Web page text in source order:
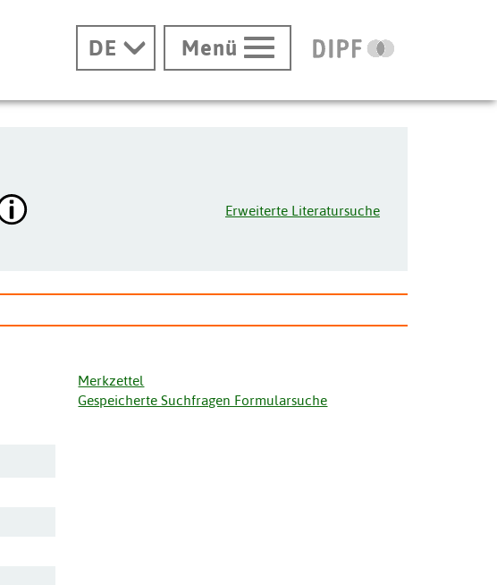
DE Menü
Erweiterte Literatursuche
Merkzettel
Gespeicherte Suchfragen Formularsuche